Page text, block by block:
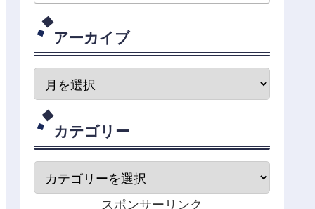
アーカイブ
カテゴリー
スポンサーリンク